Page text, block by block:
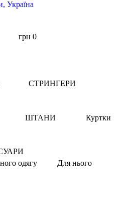
Україна
грн 0
СТРИНГЕРИ
ШТАНИ Куртки
одягу
Для нього